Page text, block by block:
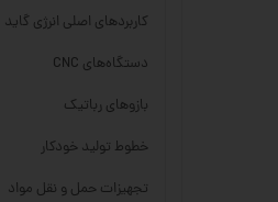
کاربردهای اصلی انرژی گاید
دستگاه‌های CNC
بازوهای رباتیک
خطوط تولید خودکار
تجهیزات حمل و نقل مواد